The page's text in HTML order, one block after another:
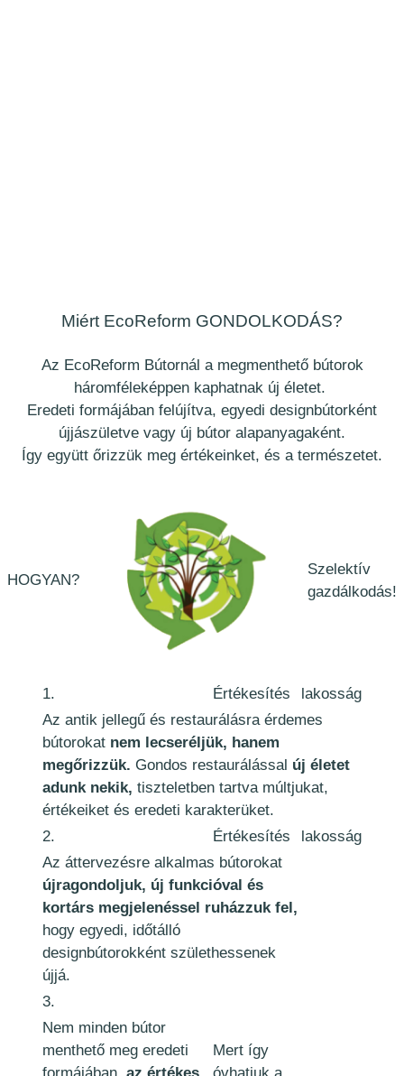
Miért EcoReform GONDOLKODÁS?
Az EcoReform Bútornál a megmenthető bútorok
háromféleképpen kaphatnak új életet.
Eredeti formájában felújítva, egyedi designbútorként
újjászületve vagy új bútor alapanyagaként.
Így együtt őrizzük meg értékeinket, és a természetet.
HOGYAN?
Szelektív
gazdálkodás!
1. Értékesítés
lakosság
Az antik jellegű és restaurálásra érdemes
bútorokat nem lecseréljük, hanem
megőrizzük. Gondos restaurálással új életet
adunk nekik, tiszteletben tartva múltjukat,
értékeiket és eredeti karakterüket.
2.
Értékesítés
lakosság
Az áttervezésre alkalmas bútorokat
újragondoljuk, új funkcióval és
kortárs megjelenéssel ruházzuk fel,
hogy egyedi, időtálló
designbútorokként születhessenek
újjá.
3.
Mert így
óvhatjuk a
Nem minden bútor
menthető meg eredeti
formájában, az értékes